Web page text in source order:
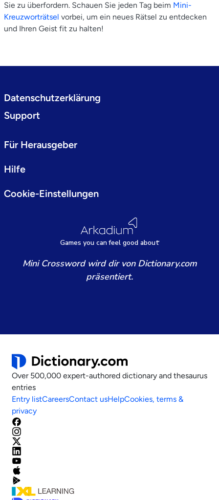
Sie zu überfordern. Schauen Sie jeden Tag beim Mini-
Kreuzworträtsel vorbei, um ein neues Rätsel zu entdecken
und Ihren Geist fit zu halten!
Games you canfeel good about
Datenschutzerklärung
Support
Für Herausgeber
Hilfe
Cookie-Einstellungen
Mini Crossword wird dir von Dictionary.com
präsentiert.
Over 500,000 expert-authored dictionary and thesaurus
entries
Entry listCareersContact usHelpCookies, terms &
privacy